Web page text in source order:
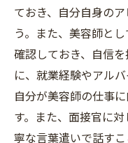
ておき、自分自身の
う。また、美容師と
確認しておき、自信
に、就業経験やアル
自分が美容師の仕事
す。また、面接官に
寧な言葉遣いで話す